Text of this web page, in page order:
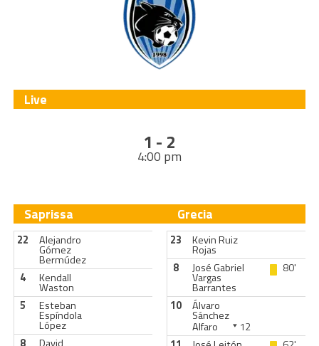
Live
1 - 2
4:00 pm
Saprissa
22 Alejandro
Gómez
Bermúdez
4
Kendall
Waston
5
Esteban
Espíndola
López
Grecia
23 Kevin Ruiz
Rojas
8
José Gabriel
Vargas
Barrantes
80'
10 Álvaro
Sánchez
Alfaro
12